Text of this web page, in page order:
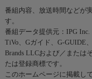
番組内容、放送時間などが
す。
番組データ提供元：IPG Inc.
TiVo、Gガイド、G-GUIDE
Brands LLCおよび／または
たは登録商標です。
このホームページに掲載し